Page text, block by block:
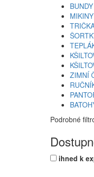
BUNDY
MIKINY
ZIMNÍ
Podrobné
ihned k